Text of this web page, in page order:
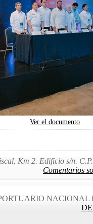
Ver el documento
Km 2. Edificio s/n.
Comentarios
NACIONAL